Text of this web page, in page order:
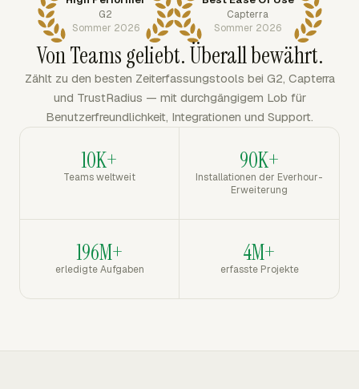
G2
Sommer 2026
Capterra
Sommer 2026
Von Teams geliebt. Überall bewährt.
Zählt zu den besten Zeiterfassungstools bei G2, Capterra
und TrustRadius — mit durchgängigem Lob für
Benutzerfreundlichkeit, Integrationen und Support.
10K+
Teams weltweit
90K+
Installationen der Everhour-
Erweiterung
196M+
erledigte Aufgaben
4M+
erfasste Projekte